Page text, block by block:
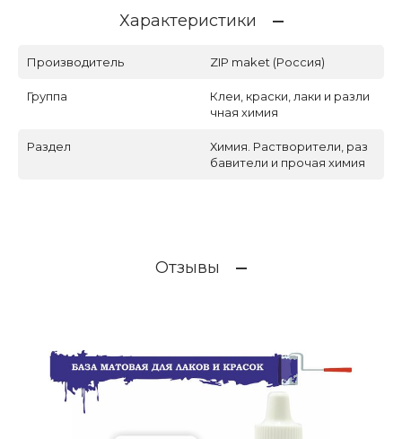
Характеристики
Производитель ZIP maket (Россия)
Группа
Клеи, краски, лаки и разли
чная химия
Раздел
Химия. Растворители, раз
бавители и прочая химия
Отзывы